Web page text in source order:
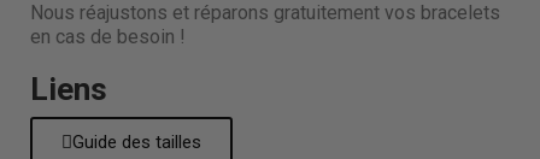
Nous réajustons et réparons gratuitement vos bracelets
en cas de besoin !
Liens
Guide des tailles